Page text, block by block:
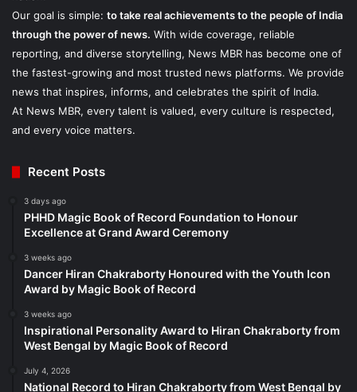
Our goal is simple: to take real achievements to the people of India
through the power of news. With wide coverage, reliable
reporting, and diverse storytelling, News MBR has become one of
the fastest-growing and most trusted news platforms. We provide
news that inspires, informs, and celebrates the spirit of India.
At News MBR, every talent is valued, every culture is respected,
and every voice matters.
Recent Posts
3 days ago
PHHD Magic Book of Record Foundation to Honour
Excellence at Grand Award Ceremony
3 weeks ago
Dancer Hiran Chakraborty Honoured with the Youth Icon
Award by Magic Book of Record
3 weeks ago
Inspirational Personality Award to Hiran Chakraborty from
West Bengal by Magic Book of Record
July 4, 2026
National Record to Hiran Chakraborty from West Bengal by